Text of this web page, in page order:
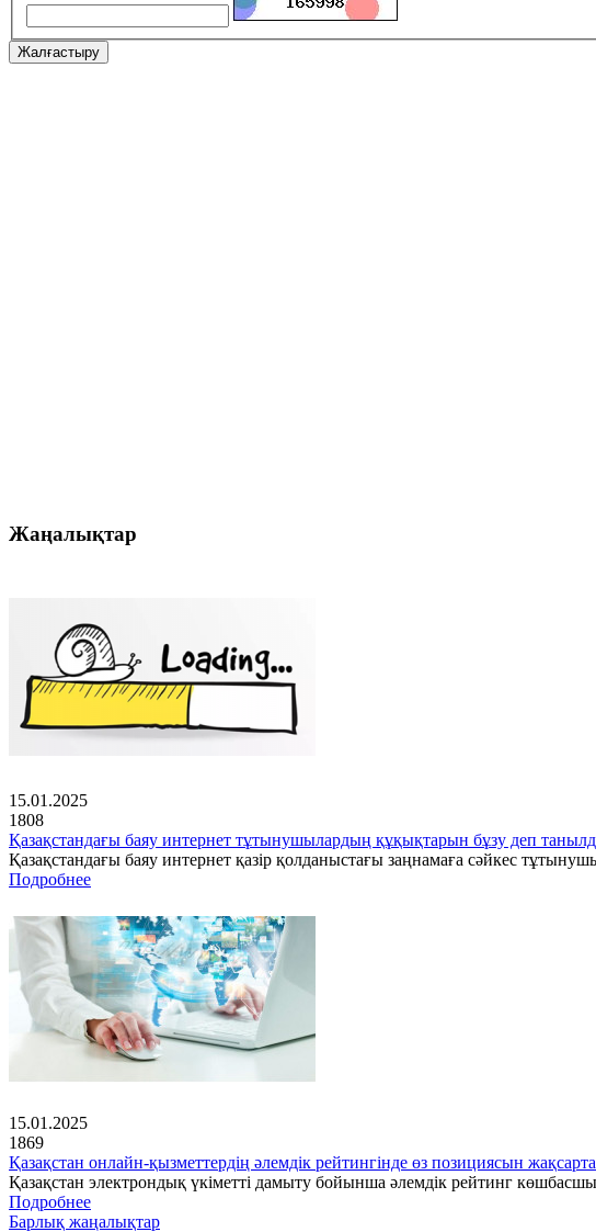
Жалғастыру
Жаңалықтар
15.01.2025
1808
Қазақстандағы баяу интернет тұтынушылардың құқықтарын бұзу деп
Қазақстандағы баяу интернет қазір қолданыстағы заңнамаға сәйкес
Подробнее
15.01.2025
1869
Қазақстан онлайн-қызметтердің әлемдік рейтингінде өз позициясын
Қазақстан электрондық үкіметті дамыту бойынша әлемдік рейтинг
Подробнее
Барлық жаңалықтар